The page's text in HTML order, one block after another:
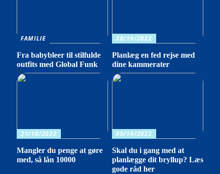
FAMILIE
Fra babybleer til stilfulde
outfits med Global Funk
28/10/2022
Planlæg en fed rejse med
dine kammerater
21/10/2022
Mangler du penge at gøre
med, så lån 10000
05/10/2022
Skal du i gang med at
planlægge dit bryllup? Læs
gode råd her